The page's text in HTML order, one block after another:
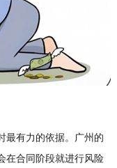
有力的依据。广州的
在合同阶段就进行风险